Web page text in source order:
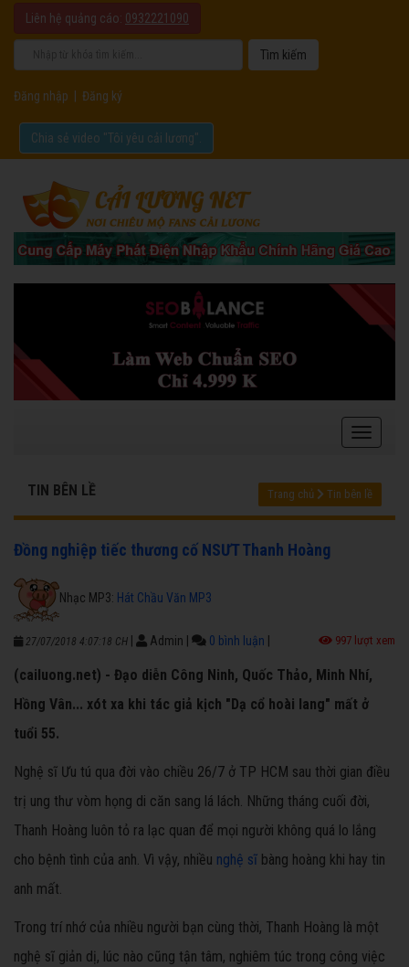
Liên hệ quảng cáo: 0932221090
Đăng nhập Đăng ký
Chia sẻ video "Tôi yêu cải lương".
TIN BÊN LỀ Trang chủ Tin bên lề
Đồng nghiệp tiếc thương cố NSƯT Thanh Hoàng
Nhạc MP3: Hát Chầu Văn MP3
27/07/2018 4:07:18 CH Admin 0 bình luận 997 lượt xem
(cailuong.net) - Đạo diễn Công Ninh, Quốc Thảo, Minh Nhí,
Hồng Vân... xót xa khi tác giả kịch "Dạ cổ hoài lang" mất ở
tuổi 55.
Nghệ sĩ Ưu tú qua đời vào chiều 26/7 ở TP HCM sau thời gian điều
trị ung thư vòm họng di căn sang lá lách. Những tháng cuối đời,
Thanh Hoàng luôn tỏ ra lạc quan để mọi người không quá lo lắng
cho bệnh tình của anh. Vì vậy, nhiều nghệ sĩ bàng hoàng khi hay tin
anh mất.
Trong trí nhớ của nhiều người bạn cùng thời, Thanh Hoàng là một
nghệ sĩ giản dị, lúc nào cũng tận tâm, nghiêm túc trong công việc